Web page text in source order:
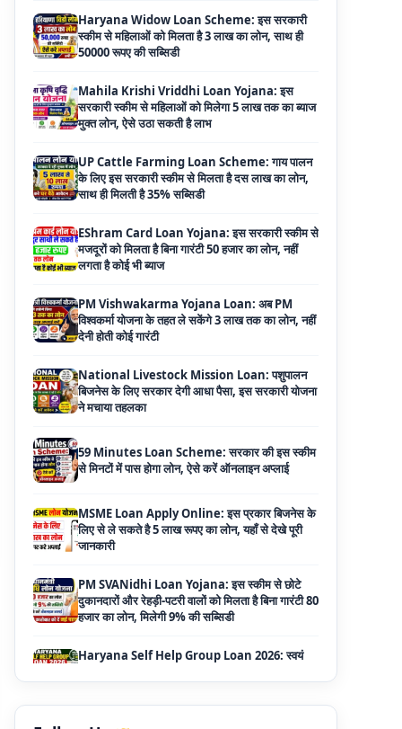
Mahila Krishi Vriddhi Loan Yojana: इस
सरकारी स्कीम से महिलाओं को मिलेगा 5 लाख तक का ब्याज
UP Cattle Farming Loan Scheme: गाय पालन
के लिए इस सरकारी स्कीम से मिलता है दस लाख का लोन,
EShram Card Loan Yojana: इस सरकारी स्कीम से
मजदूरों को मिलता है बिना गारंटी 50 हजार का लोन, नहीं
PM Vishwakarma Yojana Loan: अब PM
विश्वकर्मा योजना के तहत ले सकेंगे 3 लाख तक का लोन, नहीं
National Livestock Mission Loan: पशुपालन
बिजनेस के लिए सरकार देगी आधा पैसा, इस सरकारी योजना
59 Minutes Loan Scheme: सरकार की इस स्कीम
से मिनटों में पास होगा लोन, ऐसे करें ऑनलाइन अप्लाई
MSME Loan Apply Online: इस प्रकार बिजनेस के
लिए से ले सकते है 5 लाख रूपए का लोन, यहाँ से देखे पूरी
PM SVANidhi Loan Yojana: इस स्कीम से छोटे
दुकानदारों और रेहड़ी-पटरी वालों को मिलता है बिना गारंटी 80
Haryana Self Help Group Loan 2026: स्वयं
सहायता समूह महिलाओं को मिल रहा है ₹10 लाख तक का
मिलती है 35% तक सब्सिडी